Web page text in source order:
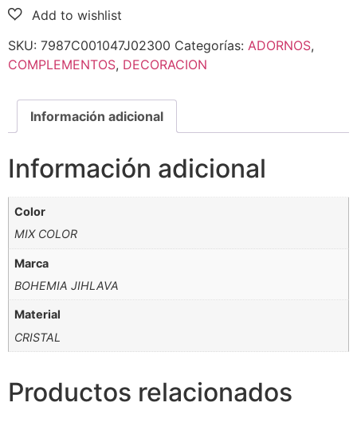
SKU: 7987C001047J02300 Categorías: ADORNOS,
COMPLEMENTOS, DECORACION
Información adicional
Información adicional
Color
MIX COLOR
Marca
BOHEMIA JIHLAVA
Material
CRISTAL
Productos relacionados